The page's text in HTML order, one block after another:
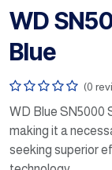
WD
Blue
(0
WD Blue SN5000
making it a
seeking superior